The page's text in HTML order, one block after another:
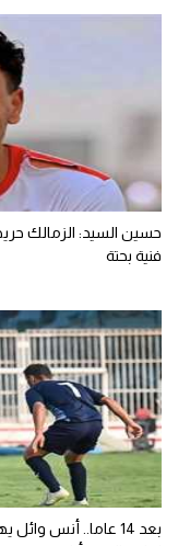
حسين السيد: الزمالك
فنية بحتة
بعد 14 عاما.. أنس